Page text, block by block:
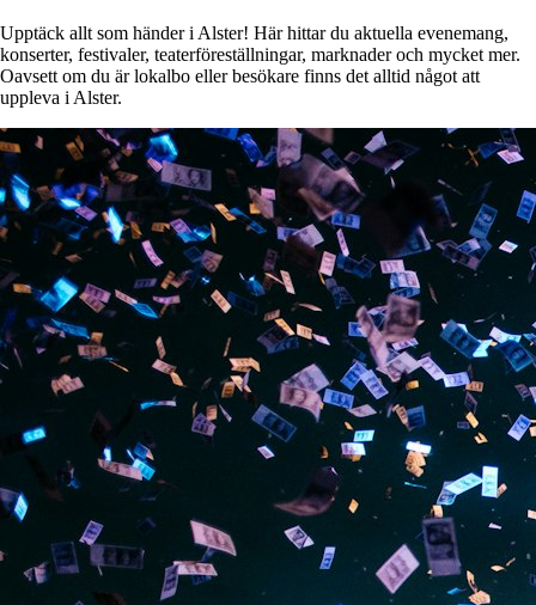
Upptäck allt som händer i Alster! Här hittar du aktuella evenemang,
konserter, festivaler, teaterföreställningar, marknader och mycket mer.
Oavsett om du är lokalbo eller besökare finns det alltid något att
uppleva i Alster.